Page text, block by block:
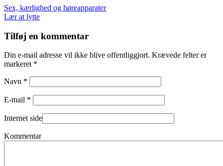
Indlægsnavigation
Sex, kærlighed og høreapparater
Lær at lytte
Tilføj en kommentar
Din e-mail adresse vil ikke blive offentliggjort. Krævede felter er
markeret *
Navn *
E-mail *
Internet side
Kommentar